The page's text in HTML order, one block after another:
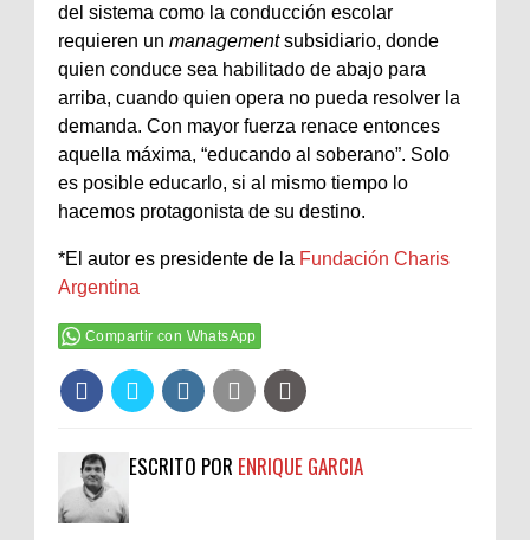
del sistema como la conducción escolar
requieren un managementsubsidiario, donde
quien conduce sea habilitado de abajo para
arriba, cuando quien opera no pueda resolver la
demanda. Con mayor fuerza renace entonces
aquella máxima, “educando al soberano”. Solo
es posible educarlo, si al mismo tiempo lo
hacemos protagonista de su destino.
*El autor es presidente de la Fundación Charis
Argentina
Compartir con WhatsApp
ESCRITO POR ENRIQUE GARCIA